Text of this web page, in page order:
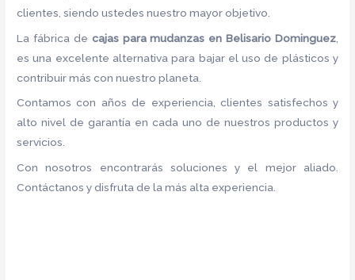
clientes, siendo ustedes nuestro mayor objetivo.
La fábrica de cajas para mudanzas en Belisario Dominguez,
es una excelente alternativa para bajar el uso de plásticos y
contribuir más con nuestro planeta.
Contamos con años de experiencia, clientes satisfechos y
alto nivel de garantía en cada uno de nuestros productos y
servicios.
Con nosotros encontrarás soluciones y el mejor aliado.
Contáctanos y disfruta de la más alta experiencia.